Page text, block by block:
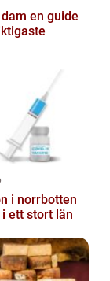
guide
i norrbotten
ett stort län